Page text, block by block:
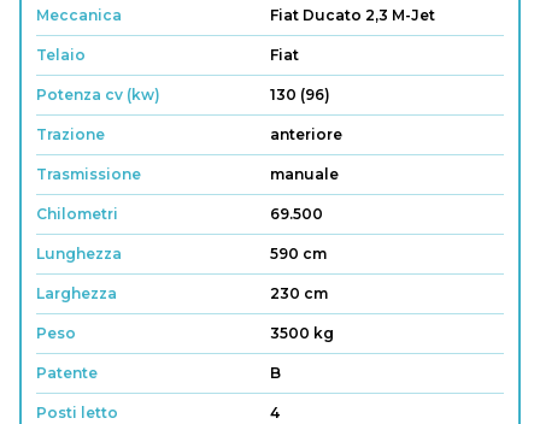
Meccanica Fiat Ducato 2,3 M-Jet
Telaio Fiat
Potenza cv (kw) 130 (96)
Trazione anteriore
Trasmissione manuale
Chilometri 69.500
Lunghezza 590 cm
Larghezza 230 cm
Peso 3500 kg
Patente B
Posti letto 4